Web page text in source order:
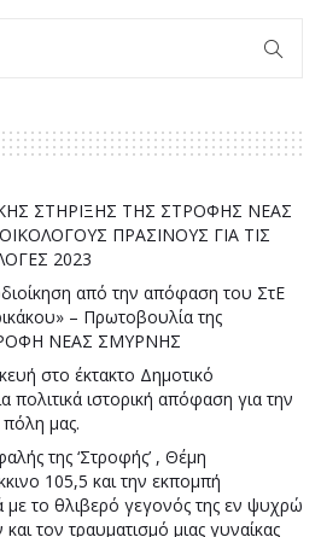
ΣΤΗΡΙΞΗΣ ΤΗΣ ΣΤΡΟΦΗΣ ΝΕΑΣ
ΠΡΑΣΙΝΟΥΣ ΓΙΑ ΤΙΣ
2023
από την απόφαση του ΣτΕ
– Πρωτοβουλία της
ΝΕΑΣ ΣΜΥΡΝΗΣ
στο έκτακτο Δημοτικό
πολιτικά ιστορική απόφαση για την
πόλη μας.
της ‘Στροφής’ , Θέμη
105,5 και την εκπομπή
με το θλιβερό γεγονός της εν ψυχρώ
τον τραυματισμό μιας γυναίκας